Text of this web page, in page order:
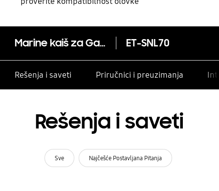
Marine kaiš za Galaxy Watch Ultra ET-SNL70
Rešenja i saveti Priručnici i preuzimanja
Rešenja i saveti
Sve Najčešće Postavljana Pitanja